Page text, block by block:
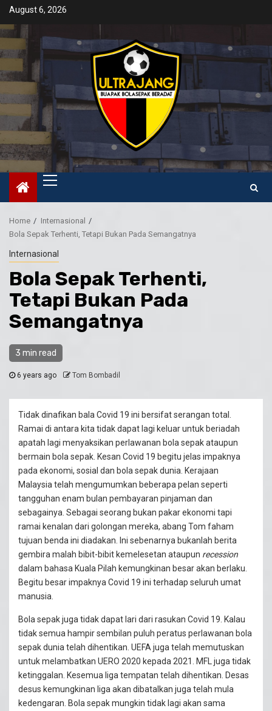
SkipAugust 6, 2026
Primary
Home
Internasional
Bola Sepak Terhenti, Tetapi Bukan Pada Semangatnya
Internasional
Bola Sepak Terhenti,
Tetapi Bukan Pada
Semangatnya
3 min read
6 years ago Tom Bombadil
Tidak dinafikan bala Covid 19 ini bersifat serangan total.
Ramai di antara kita tidak dapat lagi keluar untuk beriadah
apatah lagi menyaksikan perlawanan bola sepak ataupun
bermain bola sepak. Kesan Covid 19 begitu jelas impaknya
pada ekonomi, sosial dan bola sepak dunia. Kerajaan
Malaysia telah mengumumkan beberapa pelan seperti
tangguhan enam bulan pembayaran pinjaman dan
sebagainya. Sebagai seorang bukan pakar ekonomi tapi
ramai kenalan dari golongan mereka, abang Tom faham
tujuan benda ini diadakan. Ini sebenarnya bukanlah berita
gembira malah bibit-bibit kemelesetan ataupun recession
dalam bahasa Kuala Pilah kemungkinan besar akan berlaku.
Begitu besar impaknya Covid 19 ini terhadap seluruh umat
manusia.
Bola sepak juga tidak dapat lari dari rasukan Covid 19. Kalau
tidak semua hampir sembilan puluh peratus perlawanan bola
sepak dunia telah dihentikan. UEFA juga telah memutuskan
untuk melambatkan UERO 2020 kepada 2021. MFL juga tidak
ketinggalan. Kesemua liga tempatan telah dihentikan. Desas
desus kemungkinan liga akan dibatalkan juga telah mula
kedengaran. Bola sepak mungkin tidak lagi akan sama